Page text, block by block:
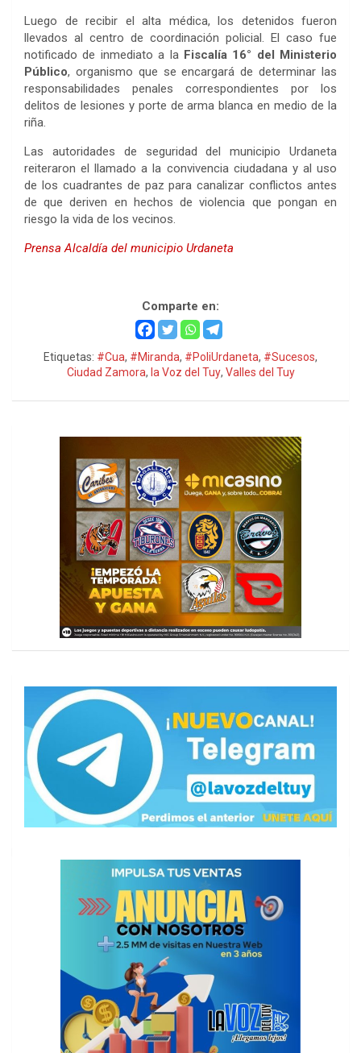
Luego de recibir el alta médica, los detenidos fueron
llevados al centro de coordinación policial. El caso fue
notificado de inmediato a la Fiscalía 16° del Ministerio
Público, organismo que se encargará de determinar las
responsabilidades penales correspondientes por los
delitos de lesiones y porte de arma blanca en medio de la
riña.
Las autoridades de seguridad del municipio Urdaneta
reiteraron el llamado a la convivencia ciudadana y al uso
de los cuadrantes de paz para canalizar conflictos antes
de que deriven en hechos de violencia que pongan en
riesgo la vida de los vecinos.
Prensa Alcaldía del municipio Urdaneta
Comparte en:
Etiquetas: #Cua, #Miranda, #PoliUrdaneta, #Sucesos,
Ciudad Zamora, la Voz del Tuy, Valles del Tuy